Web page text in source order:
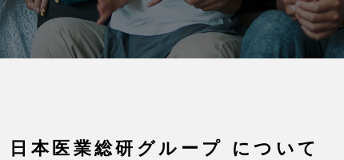
日本医業総研グループ について